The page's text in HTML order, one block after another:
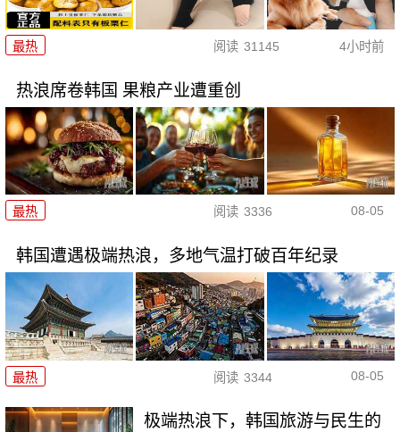
最热 阅读 31145 4小时前
热浪席卷韩国 果粮产业遭重创
最热 阅读 3336 08-05
韩国遭遇极端热浪，多地气温打破百年纪录
最热 阅读 3344 08-05
极端热浪下，韩国旅游与民生的